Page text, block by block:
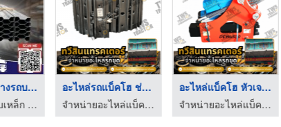
เหล็กกันชนข้างรถบรรท ...
โรงงานตัดพับเหล็ก - วี.เอช.ซี สตีลลิ่ง
อะไหล่รถแบ็คโฮ ช่วงล ...
จำหน่ายอะไหล่แบ็คโฮ แทรคเตอร์ - ทวีสิน แทรคเตอร์
อะไหล่แบ็คโฮ หัวเจาะ ...
จำหน่ายอะไหล่แบ็คโฮ แทรคเตอร์ - ทวีสิน แทรคเตอร์